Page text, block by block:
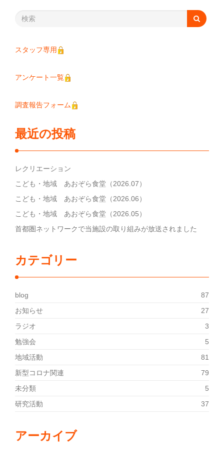
スタッフ専用
アンケート一覧
調査報告フォーム
最近の投稿
レクリエーション
こども・地域 あおぞら食堂（2026.07）
こども・地域 あおぞら食堂（2026.06）
こども・地域 あおぞら食堂（2026.05）
首都圏ネットワークで当施設の取り組みが放送されました
カテゴリー
blog
87
お知らせ
27
ラジオ
3
勉強会
5
地域活動
81
新型コロナ関連
79
未分類
5
研究活動
37
アーカイブ